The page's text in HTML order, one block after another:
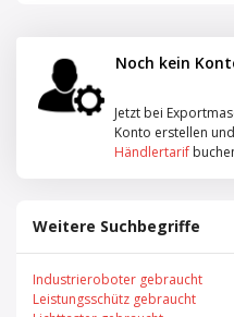
Noch kein
Jetzt bei
Konto erstellen
Händlertarif
Weitere Suchbegriffe
Industrieroboter gebraucht
Leistungsschütz gebraucht